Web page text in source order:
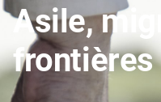
Asile,
frontières